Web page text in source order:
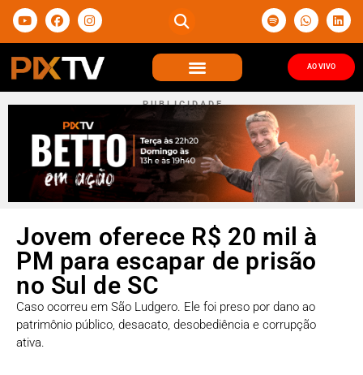
AO VIVO
P U B L I C I D A D E
Jovem oferece R$ 20 mil à
PM para escapar de prisão
no Sul de SC
Caso ocorreu em São Ludgero. Ele foi preso por dano ao
patrimônio público, desacato, desobediência e corrupção
ativa.